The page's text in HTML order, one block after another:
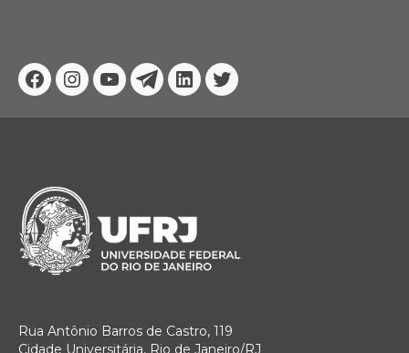
Facebook
Instagram
YoutubeTelegram
Linkedin
Twitter
Rua Antônio Barros de Castro, 119
Cidade Universitária, Rio de Janeiro/RJ